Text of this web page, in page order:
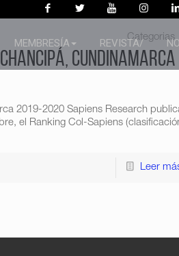
MEMBRESÍA REVISTA/Categorias
Cundinamarca
2019-2020 Sapiens Research
el Ranking Col-Sapiens
Leer